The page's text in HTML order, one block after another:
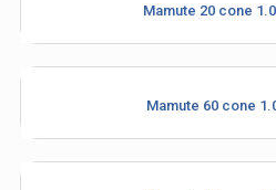
Mamute 20 cone
Mamute 60 cone